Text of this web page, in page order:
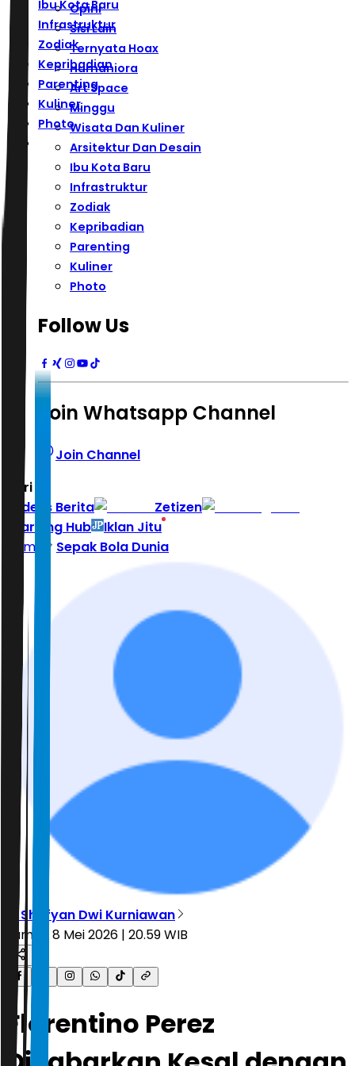
Ibu Kota Baru
Infrastruktur
Zodiak
Kepribadian
Parenting
Kuliner
Photo
Opini
Sisi Lain
Ternyata Hoax
Humaniora
Art Space
Minggu
Wisata Dan Kuliner
Arsitektur Dan Desain
Ibu Kota Baru
Infrastruktur
Zodiak
Kepribadian
Parenting
Kuliner
Photo
Follow Us
Join Whatsapp Channel
Join Channel
Hari ini
Indeks Berita
Zetizen
Learning Hub
Iklan Jitu
Home
Sepak Bola Dunia
M Shofyan Dwi Kurniawan
Jumat, 8 Mei 2026 | 20.59 WIB
Florentino Perez